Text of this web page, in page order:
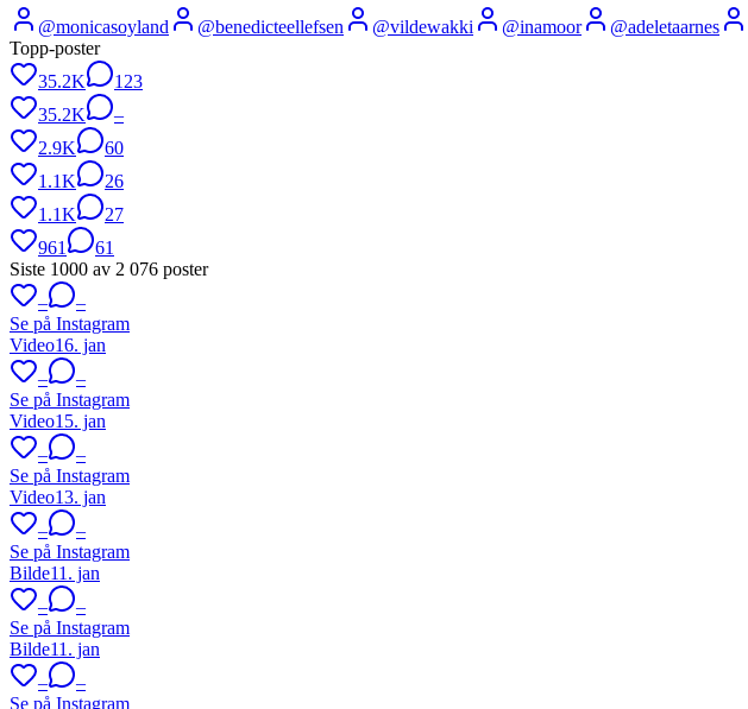
@monicasoyland @benedicteellefsen @vildewakki @inamoor @adeletaarnes
Topp-poster
35.2K
123
35.2K
–
2.9K
60
1.1K
26
1.1K
27
961
61
Siste 1000 av 2 076 poster
–
–
Se på Instagram
Video16. jan
–
–
Se på Instagram
Video15. jan
–
–
Se på Instagram
Video13. jan
–
–
Se på Instagram
Bilde11. jan
–
–
Se på Instagram
Bilde11. jan
–
–
Se på Instagram